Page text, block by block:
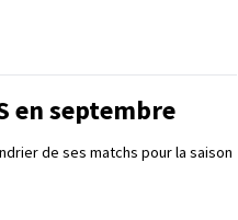
en septembre
de ses matchs pour la saison